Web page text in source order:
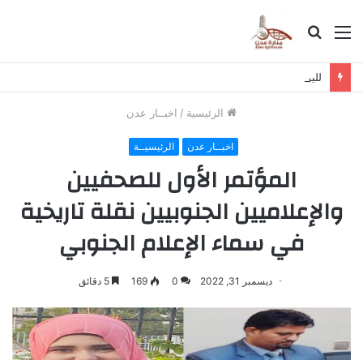
القائمة بحث
الرئيسية / اخبــار عدن
اخبــار عدن الرئيسيــة
المؤتمر الأول للصحفيين
والإعلاميين الجنوبيين نقلة تاريخية
في سماء الإعلام الجنوبي
ديسمبر 31, 2022 0
169